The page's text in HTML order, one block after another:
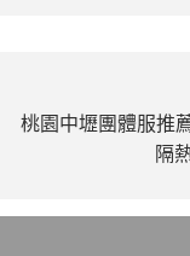
桃園中壢團體服推
隔